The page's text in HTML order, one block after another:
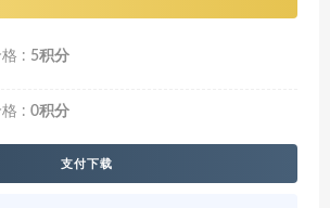
: 5积分
: 0积分
支付下载